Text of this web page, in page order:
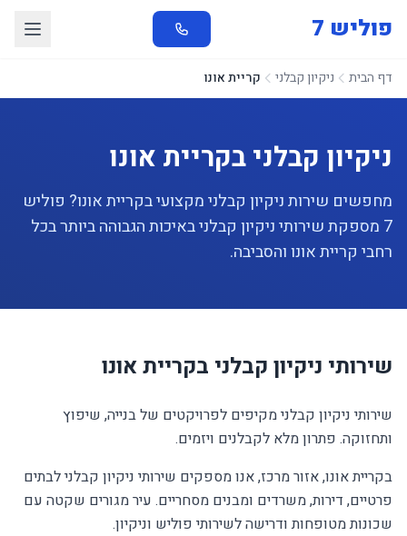
פוליש 7
דף הבית ניקיון קבלני קריית אונו
ניקיון קבלני בקריית אונו
מחפשים שירות ניקיון קבלני מקצועי בקריית אונו? פוליש
7 מספקת שירותי ניקיון קבלני באיכות הגבוהה ביותר בכל
רחבי קריית אונו והסביבה.
שירותי ניקיון קבלני בקריית אונו
שירותי ניקיון קבלני מקיפים לפרויקטים של בנייה, שיפוץ
ותחזוקה. פתרון מלא לקבלנים ויזמים.
בקריית אונו, אזור מרכז, אנו מספקים שירותי ניקיון קבלני לבתים
פרטיים, דירות, משרדים ומבנים מסחריים. עיר מגורים שקטה עם
שכונות מטופחות ודרישה לשירותי פוליש וניקיון.